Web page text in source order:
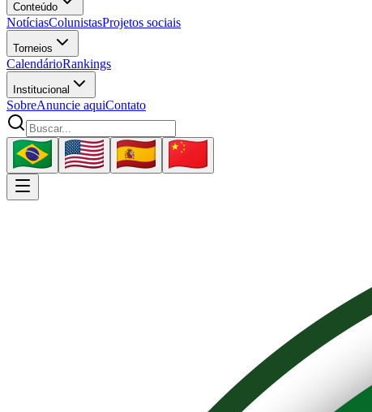
Conteúdo
NotíciasColunistasProjetos sociais
Torneios
CalendárioRankings
Institucional
SobreAnuncie aquiContato